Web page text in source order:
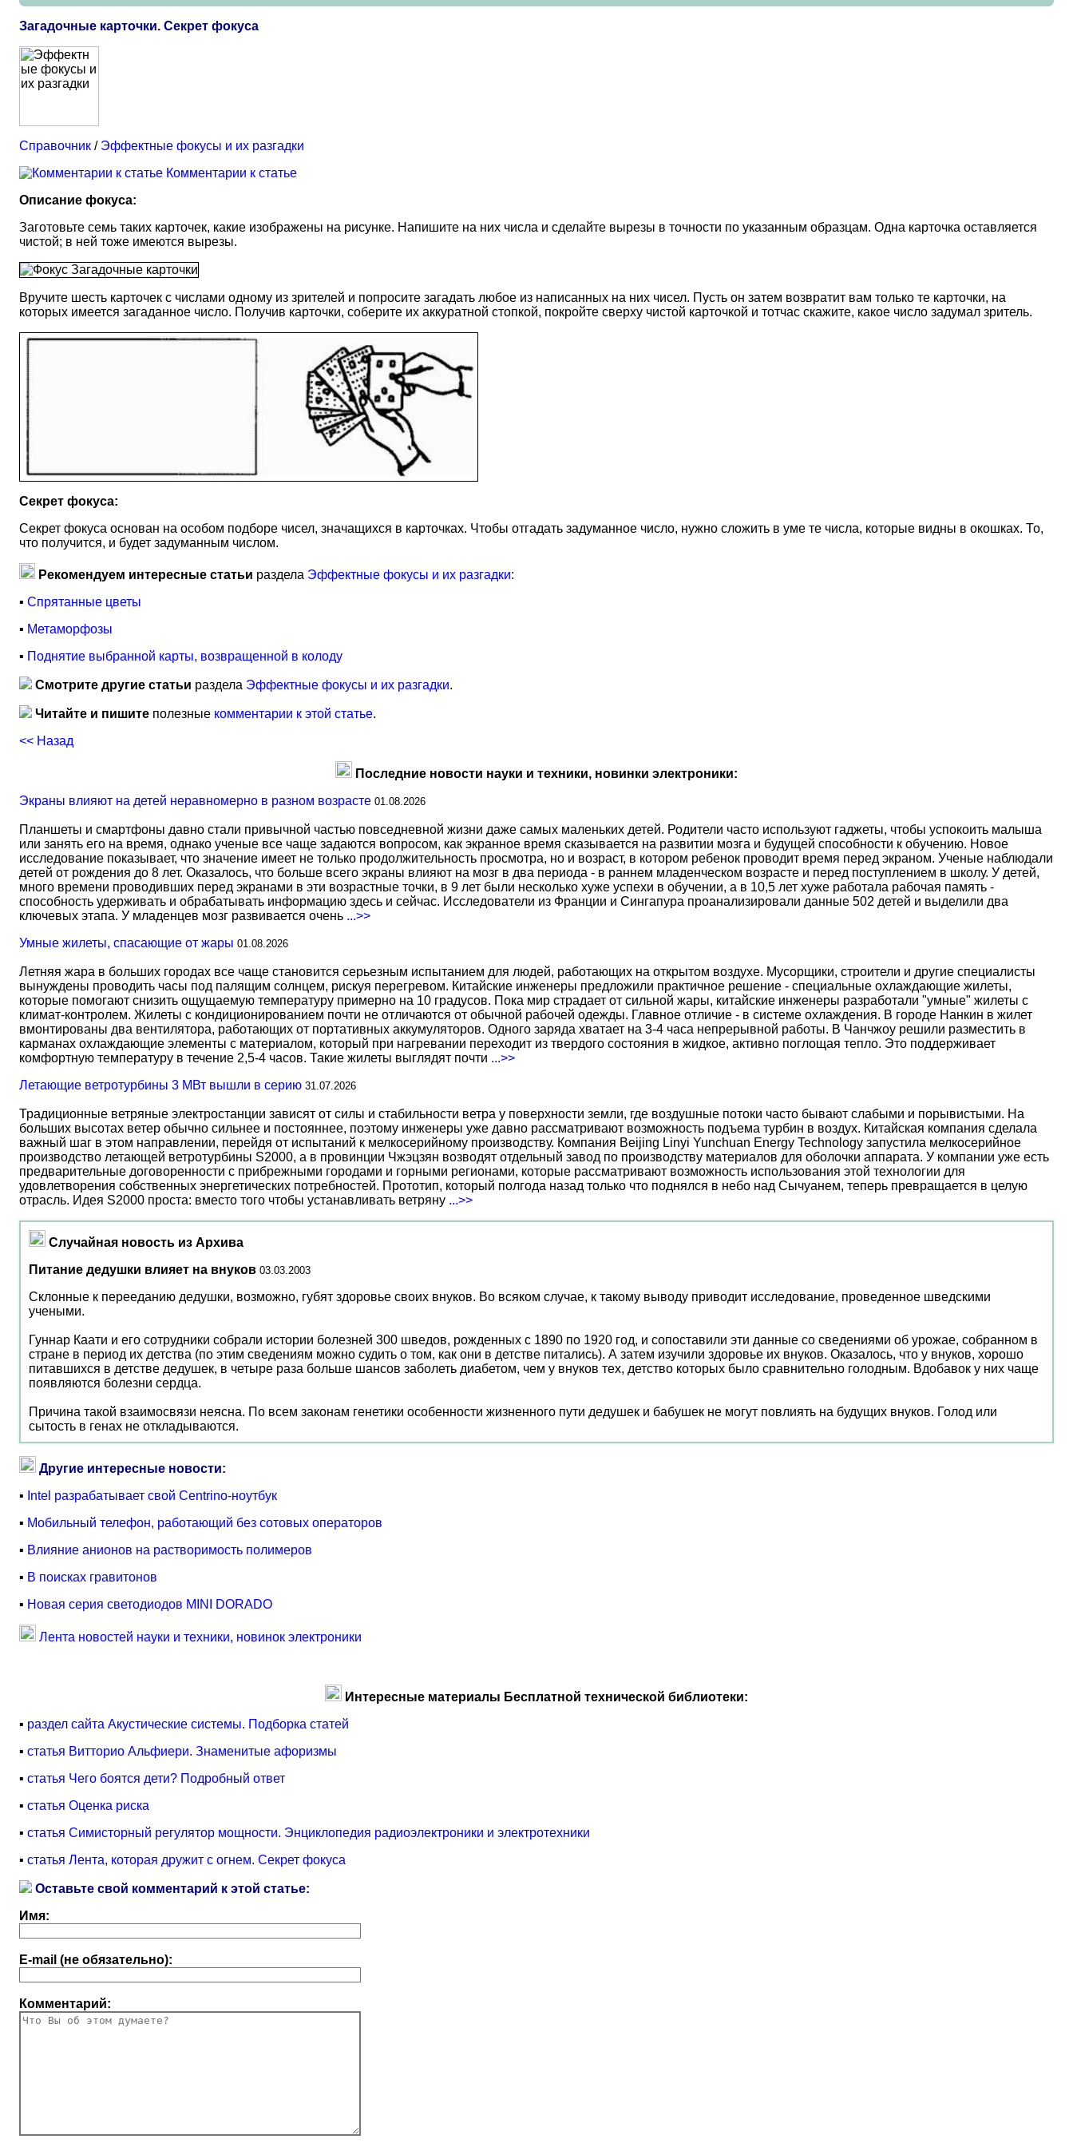
Загадочные карточки. Секрет фокуса
Справочник / Эффектные фокусы и их разгадки
Комментарии к статье
Описание фокуса:
Заготовьте семь таких карточек, какие изображены на рисунке. Напишите на них числа и сделайте вырезы в точности по указанным образцам. Одна карточка оставляется
чистой; в ней тоже имеются вырезы.
Вручите шесть карточек с числами одному из зрителей и попросите загадать любое из написанных на них чисел. Пусть он затем возвратит вам только те карточки, на
которых имеется загаданное число. Получив карточки, соберите их аккуратной стопкой, покройте сверху чистой карточкой и тотчас скажите, какое число задумал зритель.
Секрет фокуса:
Секрет фокуса основан на особом подборе чисел, значащихся в карточках. Чтобы отгадать задуманное число, нужно сложить в уме те числа, которые видны в окошках. То,
что получится, и будет задуманным числом.
Рекомендуем интересные статьи раздела Эффектные фокусы и их разгадки:
▪ Спрятанные цветы
▪ Метаморфозы
▪ Поднятие выбранной карты, возвращенной в колоду
Смотрите другие статьи раздела Эффектные фокусы и их разгадки.
Читайте и пишите полезные комментарии к этой статье.
<< Назад
Последние новости науки и техники, новинки электроники:
Экраны влияют на детей неравномерно в разном возрасте 01.08.2026
Планшеты и смартфоны давно стали привычной частью повседневной жизни даже самых маленьких детей. Родители часто используют гаджеты, чтобы успокоить малыша
или занять его на время, однако ученые все чаще задаются вопросом, как экранное время сказывается на развитии мозга и будущей способности к обучению. Новое
исследование показывает, что значение имеет не только продолжительность просмотра, но и возраст, в котором ребенок проводит время перед экраном. Ученые наблюдали
детей от рождения до 8 лет. Оказалось, что больше всего экраны влияют на мозг в два периода - в раннем младенческом возрасте и перед поступлением в школу. У детей,
много времени проводивших перед экранами в эти возрастные точки, в 9 лет были несколько хуже успехи в обучении, а в 10,5 лет хуже работала рабочая память -
способность удерживать и обрабатывать информацию здесь и сейчас. Исследователи из Франции и Сингапура проанализировали данные 502 детей и выделили два
ключевых этапа. У младенцев мозг развивается очень ...>>
Умные жилеты, спасающие от жары 01.08.2026
Летняя жара в больших городах все чаще становится серьезным испытанием для людей, работающих на открытом воздухе. Мусорщики, строители и другие специалисты
вынуждены проводить часы под палящим солнцем, рискуя перегревом. Китайские инженеры предложили практичное решение - специальные охлаждающие жилеты,
которые помогают снизить ощущаемую температуру примерно на 10 градусов. Пока мир страдает от сильной жары, китайские инженеры разработали "умные" жилеты с
климат-контролем. Жилеты с кондиционированием почти не отличаются от обычной рабочей одежды. Главное отличие - в системе охлаждения. В городе Нанкин в жилет
вмонтированы два вентилятора, работающих от портативных аккумуляторов. Одного заряда хватает на 3-4 часа непрерывной работы. В Чанчжоу решили разместить в
карманах охлаждающие элементы с материалом, который при нагревании переходит из твердого состояния в жидкое, активно поглощая тепло. Это поддерживает
комфортную температуру в течение 2,5-4 часов. Такие жилеты выглядят почти ...>>
Летающие ветротурбины 3 МВт вышли в серию 31.07.2026
Традиционные ветряные электростанции зависят от силы и стабильности ветра у поверхности земли, где воздушные потоки часто бывают слабыми и порывистыми. На
больших высотах ветер обычно сильнее и постояннее, поэтому инженеры уже давно рассматривают возможность подъема турбин в воздух. Китайская компания сделала
важный шаг в этом направлении, перейдя от испытаний к мелкосерийному производству. Компания Beijing Linyi Yunchuan Energy Technology запустила мелкосерийное
производство летающей ветротурбины S2000, а в провинции Чжэцзян возводят отдельный завод по производству материалов для оболочки аппарата. У компании уже есть
предварительные договоренности с прибрежными городами и горными регионами, которые рассматривают возможность использования этой технологии для
удовлетворения собственных энергетических потребностей. Прототип, который полгода назад только что поднялся в небо над Сычуанем, теперь превращается в целую
отрасль. Идея S2000 проста: вместо того чтобы устанавливать ветряну ...>>
Случайная новость из Архива
Питание дедушки влияет на внуков 03.03.2003
Склонные к перееданию дедушки, возможно, губят здоровье своих внуков. Во всяком случае, к такому выводу приводит исследование, проведенное шведскими
учеными.
Гуннар Каати и его сотрудники собрали истории болезней 300 шведов, рожденных с 1890 по 1920 год, и сопоставили эти данные со сведениями об урожае, собранном в
стране в период их детства (по этим сведениям можно судить о том, как они в детстве питались). А затем изучили здоровье их внуков. Оказалось, что у внуков, хорошо
питавшихся в детстве дедушек, в четыре раза больше шансов заболеть диабетом, чем у внуков тех, детство которых было сравнительно голодным. Вдобавок у них чаще
появляются болезни сердца.
Причина такой взаимосвязи неясна. По всем законам генетики особенности жизненного пути дедушек и бабушек не могут повлиять на будущих внуков. Голод или
сытость в генах не откладываются.
Другие интересные новости:
▪ Intel разрабатывает свой Centrino-ноутбук
▪ Мобильный телефон, работающий без сотовых операторов
▪ Влияние анионов на растворимость полимеров
▪ В поисках гравитонов
▪ Новая серия светодиодов MINI DORADO
Лента новостей науки и техники, новинок электроники
Интересные материалы Бесплатной технической библиотеки:
▪ раздел сайта Акустические системы. Подборка статей
▪ статья Витторио Альфиери. Знаменитые афоризмы
▪ статья Чего боятся дети? Подробный ответ
▪ статья Оценка риска
▪ статья Симисторный регулятор мощности. Энциклопедия радиоэлектроники и электротехники
▪ статья Лента, которая дружит с огнем. Секрет фокуса
Оставьте свой комментарий к этой статье:
Имя:
E-mail (не обязательно):
Комментарий: